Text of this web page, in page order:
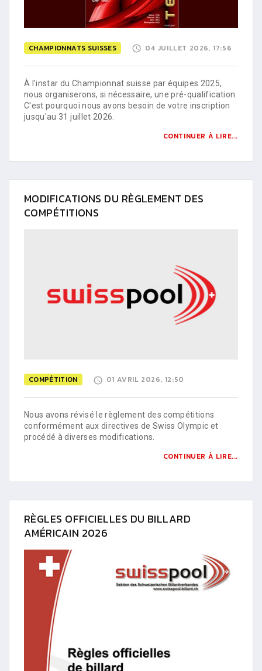
CHAMPIONNATS SUISSES 04 JUILLET 2026, 17:56
À l'instar du Championnat suisse par équipes 2025,
nous organiserons, si nécessaire, une pré-qualification.
C'est pourquoi nous avons besoin de votre inscription
jusqu'au 31 juillet 2026.
CONTINUER À LIRE...
MODIFICATIONS DU RÈGLEMENT DES
COMPÉTITIONS
COMPÉTITION 01 AVRIL 2026, 12:50
Nous avons révisé le règlement des compétitions
conformément aux directives de Swiss Olympic et
procédé à diverses modifications.
CONTINUER À LIRE...
RÈGLES OFFICIELLES DU BILLARD
AMÉRICAIN 2026